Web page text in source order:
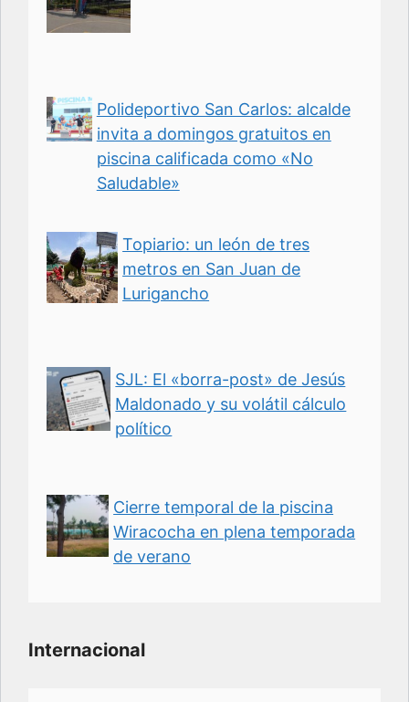
Polideportivo San Carlos: alcalde
invita a domingos gratuitos en
piscina calificada como «No
Saludable»
Topiario: un león de tres
metros en San Juan de
Lurigancho
SJL: El «borra-post» de Jesús
Maldonado y su volátil cálculo
político
Cierre temporal de la piscina
Wiracocha en plena temporada
de verano
Internacional